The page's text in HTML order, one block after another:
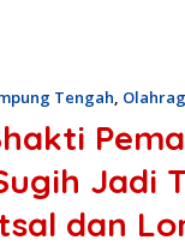
Tengah,
Jadi
dan